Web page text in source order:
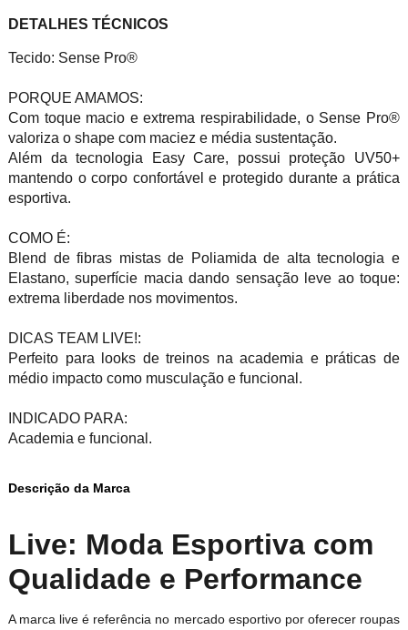
DETALHES TÉCNICOS
Tecido: Sense Pro®
PORQUE AMAMOS:
Com toque macio e extrema respirabilidade, o Sense Pro®
valoriza o shape com maciez e média sustentação.
Além da tecnologia Easy Care, possui proteção UV50+
mantendo o corpo confortável e protegido durante a prática
esportiva.
COMO É:
Blend de fibras mistas de Poliamida de alta tecnologia e
Elastano, superfície macia dando sensação leve ao toque:
extrema liberdade nos movimentos.
DICAS TEAM LIVE!:
Perfeito para looks de treinos na academia e práticas de
médio impacto como musculação e funcional.
INDICADO PARA:
Academia e funcional.
Descrição da Marca
Live: Moda Esportiva com
Qualidade e Performance
A marca live é referência no mercado esportivo por oferecer roupas